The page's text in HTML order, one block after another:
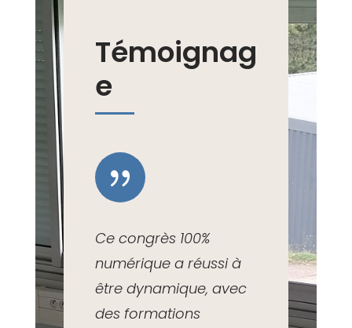
Témoignag
e
{
Ce congrès 100%
numérique a réussi à
être dynamique, avec
des formations